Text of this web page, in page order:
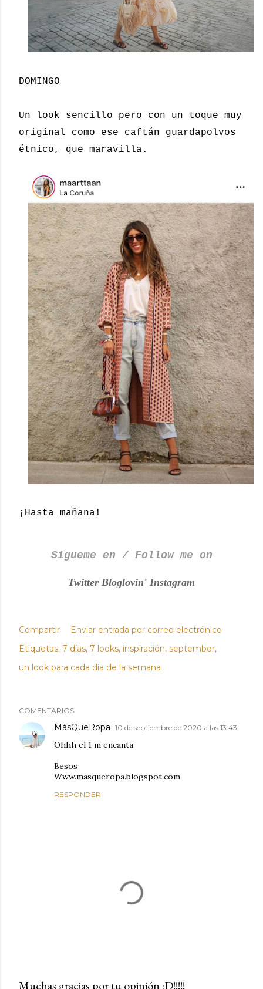
DOMINGO
Un look sencillo pero con un toque muy
original como ese caftán guardapolvos
étnico, que maravilla.
¡Hasta mañana!
Sígueme en / Follow me on
Twitter Bloglovin' Instagram
Compartir
Enviar entrada por correo electrónico
Etiquetas: 7 días 7 looks inspiración september
un look para cada día de la semana
COMENTARIOS
MásQueRopa 10 de septiembre de 2020 a las 13:43
Ohhh el 1 m encanta
Besos
Www.masqueropa.blogspot.com
RESPONDER
Muchas gracias por tu opinión :D!!!!!